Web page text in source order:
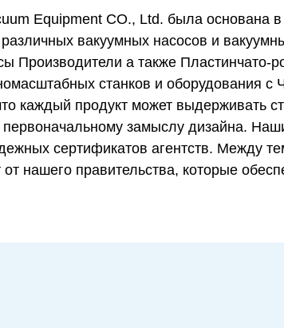
Equipment CO., Ltd. была основана в
вакуумных насосов и
Производители а также Пластинчато-
станков и оборудования
каждый продукт может выдерживать
первоначальному замыслу дизайна.
сертификатов агентств. Между
от нашего правительства, которые